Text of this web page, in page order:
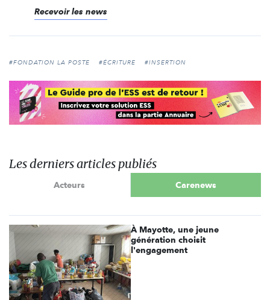
Recevoir les news
#FONDATION LA POSTE #ÉCRITURE #INSERTION
Les derniers articles publiés
Acteurs Carenews
À Mayotte, une jeune
génération choisit
l'engagement